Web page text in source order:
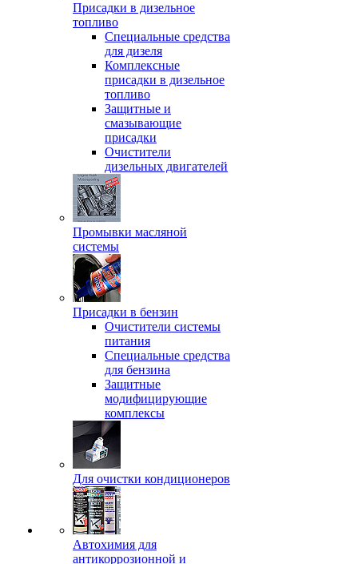
Присадки в дизельное
топливо
Спeциальные средства
для дизеля
Комплексные
присадки в дизельное
топливо
Защитные и
смазывающие
присадки
Очистители
дизельных двигателей
Промывки масляной
системы
Присадки в бензин
Очистители системы
питания
Специальные срeдства
для бензина
Защитные
модифицирующие
комплексы
Для очистки кондиционеров
Автохимия для
антикоррозионной и